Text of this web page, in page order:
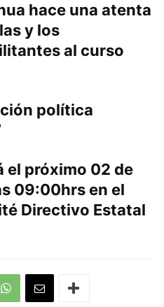
hace una atenta
y los
al curso
política
el próximo 02 de
09:00hrs en el
Directivo Estatal